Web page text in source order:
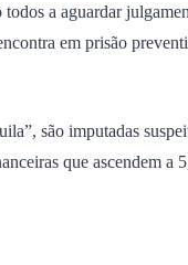
a aguardar
em prisão
são imputadas
que ascendem a